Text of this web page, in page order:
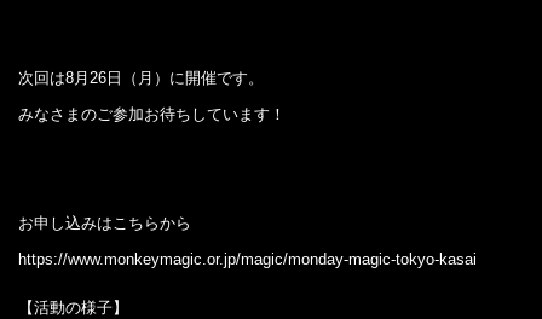
次回は8月26日（月）に開催です。
みなさまのご参加お待ちしています！
お申し込みはこちらから
https://www.monkeymagic.or.jp/magic/monday-magic-tokyo-kasai
【活動の様子】